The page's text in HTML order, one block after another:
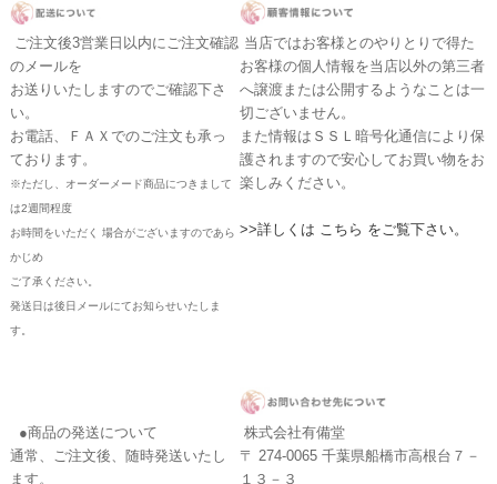
ご注文後3営業日以内にご注文確認
のメールを
お送りいたしますのでご確認下さ
い。
お電話、ＦＡＸでのご注文も承っ
ております。
※ただし、オーダーメード商品につきまして
は2週間程度
お時間をいただく 場合がございますのであら
かじめ
ご了承ください。
発送日は後日メールにてお知らせいたしま
す。
当店ではお客様とのやりとりで得た
お客様の個人情報を当店以外の第三者
へ譲渡または公開するようなことは一
切ございません。
また情報はＳＳＬ暗号化通信により保
護されますので安心してお買い物をお
楽しみください。
>>詳しくは こちら をご覧下さい。
●商品の発送について
通常、ご注文後、随時発送いたし
ます。
株式会社有備堂
〒 274-0065 千葉県船橋市高根台７－
１３－３